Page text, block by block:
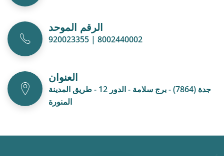
الرقم الموحد
920023355 | 8002440002
العنوان
جدة (7864) - برج سلامة - الدور 12 - طريق المدينة
المنورة